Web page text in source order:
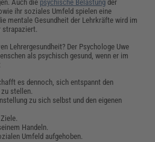
Auch die psychische Belastung der
ihr soziales Umfeld spielen eine
mentale Gesundheit der Lehrkräfte wird im
strapaziert.
Lehrergesundheit? Der Psychologe Uwe
als psychisch gesund, wenn er im
es dennoch, sich entspannt den
stellen.
zu sich selbst und den eigenen
Handeln.
Umfeld aufgehoben.